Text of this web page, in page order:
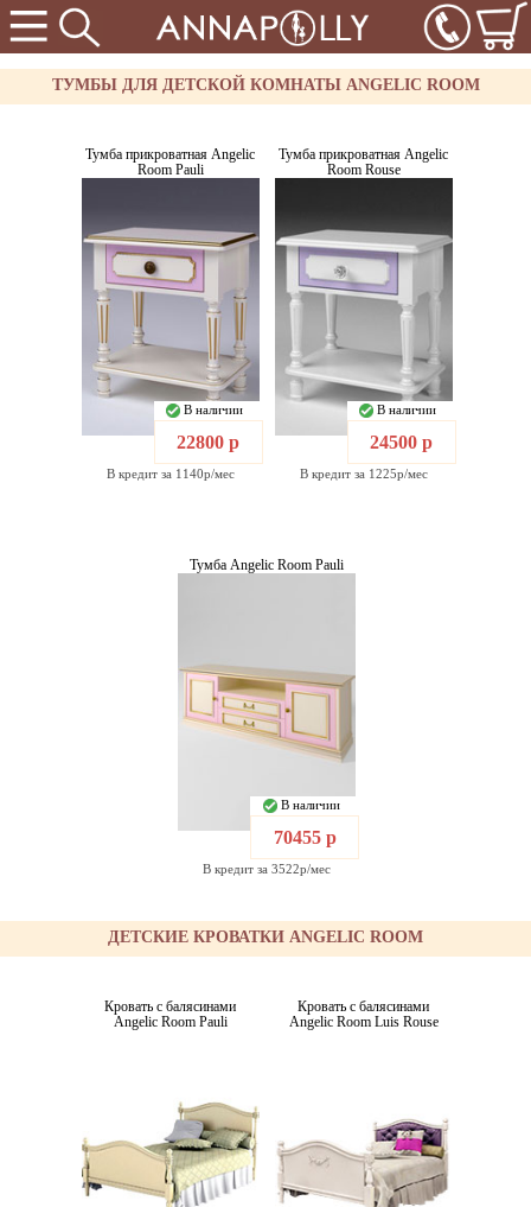
ТУМБЫ ДЛЯ ДЕТСКОЙ КОМНАТЫ ANGELIC ROOM
Тумба прикроватная Angelic
Room Pauli
В наличии
22800 р
В кредит за 1140р/мес
Тумба прикроватная Angelic
Room Rouse
В наличии
24500 р
В кредит за 1225р/мес
Тумба Angelic Room Pauli
В наличии
70455 р
В кредит за 3522р/мес
ДЕТСКИЕ КРОВАТКИ ANGELIC ROOM
Кровать с балясинами
Angelic Room Pauli
Кровать с балясинами
Angelic Room Luis Rouse